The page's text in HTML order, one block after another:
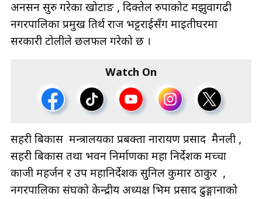
अनसन सुरु गरेका खोटाङ , दिक्तेल रुपाकोट मझुवागढी
नगरपालिका प्रमुख तिर्थ राज भट्टराईसँग माइतीघरमा
सरकारी टोलीले छलफल गरेको छ ।
Watch On
सहरी बिकास मन्त्रालयका प्रबक्ता नारायण प्रसाद मैनली ,
सहरी बिकास तथा भवन निर्माणका महा निर्देशक मच्चा
काजी महर्जन र उप महानिर्देशक सुनिल कुमार ठाकुर ,
नगरपालिका संघको केन्द्रीय अध्यक्ष भिम प्रसाद ढुङ्गानाको